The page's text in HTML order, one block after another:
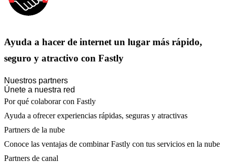
Ayuda a hacer de internet un lugar más rápido,
seguro y atractivo con Fastly
Nuestros partners
Únete a nuestra red
Por qué colaborar con Fastly
Ayuda a ofrecer experiencias rápidas, seguras y atractivas
Partners de la nube
Conoce las ventajas de combinar Fastly con tus servicios en la nube
Partners de canal